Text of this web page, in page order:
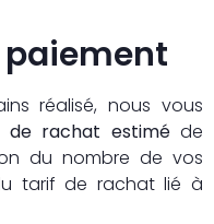
paiement
réalisé, nous vous
de rachat estiméde
du nombre de vos
tarif de rachat lié à